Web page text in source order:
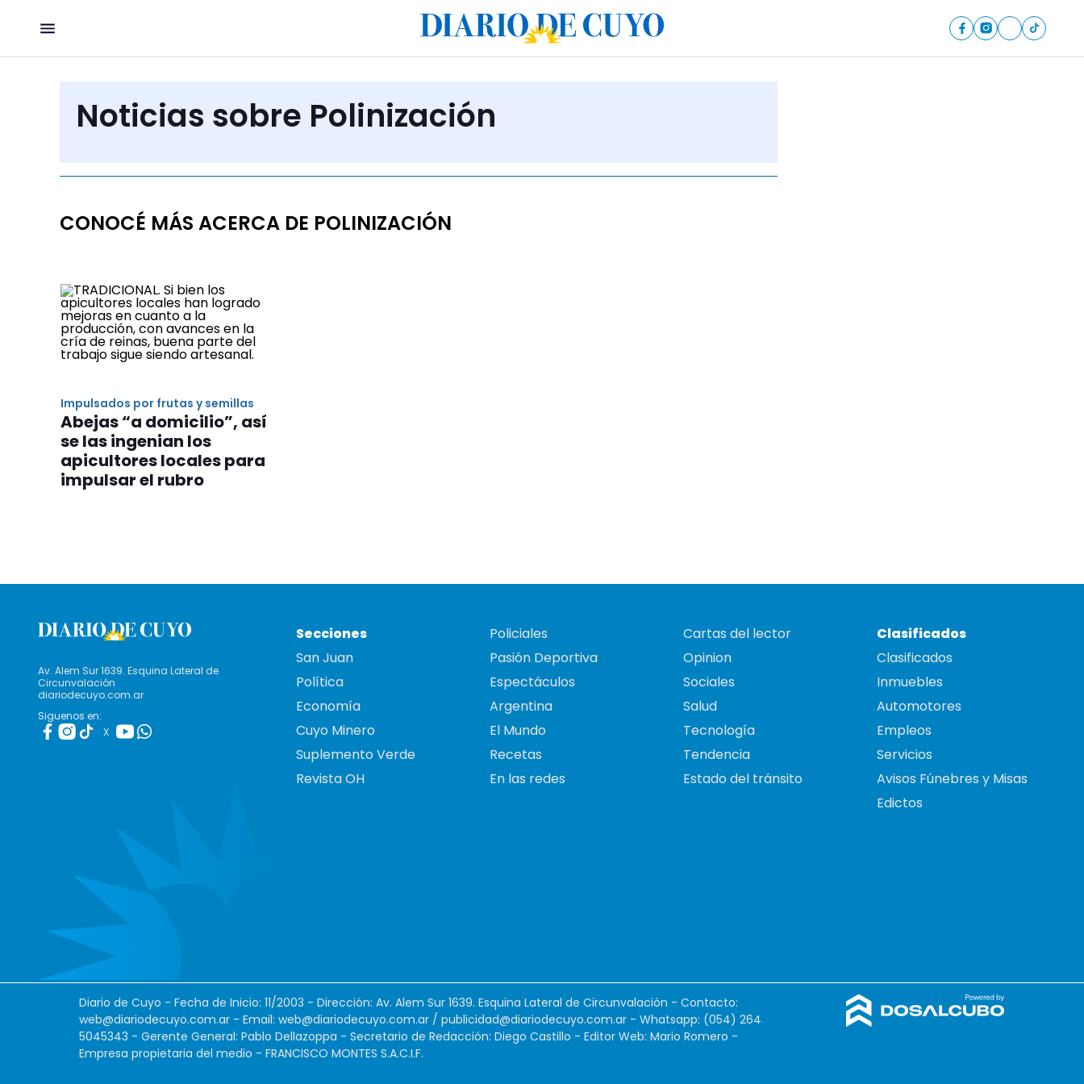
Noticias sobre Polinización
CONOCÉ MÁS ACERCA DE POLINIZACIÓN
Impulsados por frutas y semillas
Abejas “a domicilio”, así
se las ingenian los
apicultores locales para
impulsar el rubro
Av. Alem Sur 1639. Esquina Lateral de
Circunvalación
diariodecuyo.com.ar
Siguenos en:
X
Secciones
San Juan
Política
Economía
Cuyo Minero
Suplemento Verde
Revista OH
Policiales
Pasión Deportiva
Espectáculos
Argentina
El Mundo
Recetas
En las redes
Cartas del lector
Opinion
Sociales
Salud
Tecnología
Tendencia
Estado del tránsito
Clasificados
Clasificados
Inmuebles
Automotores
Empleos
Servicios
Avisos Fúnebres y Misas
Edictos
Diario de Cuyo - Fecha de Inicio: 11/2003 - Dirección: Av. Alem Sur 1639. Esquina Lateral de Circunvalación - Contacto:
web@diariodecuyo.com.ar - Email: web@diariodecuyo.com.ar / publicidad@diariodecuyo.com.ar - Whatsapp: (054) 264
5045343 - Gerente General: Pablo Dellazoppa - Secretario de Redacción: Diego Castillo - Editor Web: Mario Romero -
Empresa propietaria del medio - FRANCISCO MONTES S.A.C.I.F.